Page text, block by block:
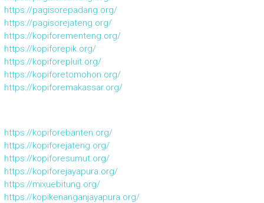
https://pagisorepadang.org/
https://pagisorejateng.org/
https://kopiforementeng.org/
https://kopiforepik.org/
https://kopiforepluit.org/
https://kopiforetomohon.org/
https://kopiforemakassar.org/
https://kopiforebanten.org/
https://kopiforejateng.org/
https://kopiforesumut.org/
https://kopiforejayapura.org/
https://mixuebitung.org/
https://kopikenanganjayapura.org/